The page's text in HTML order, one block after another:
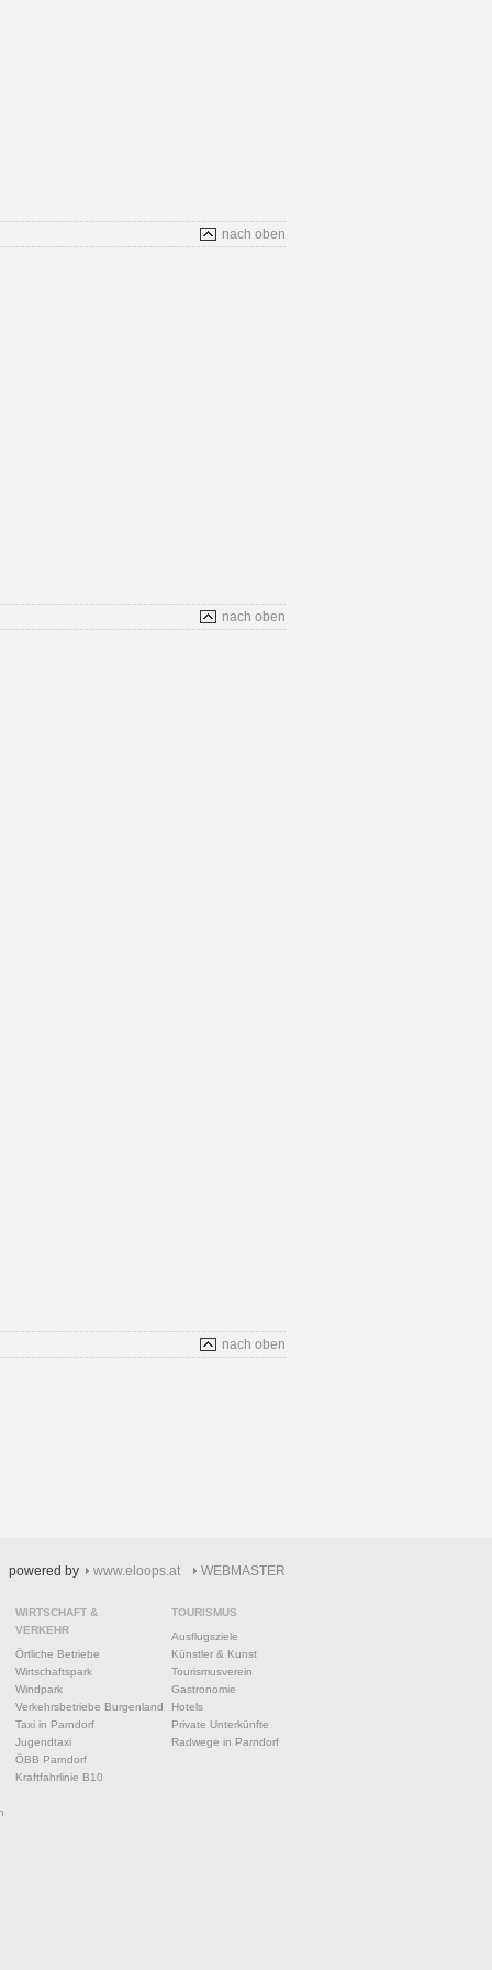
nach oben
nach oben
nach oben
powered by www.eloops.at WEBMASTER
WIRTSCHAFT &
VERKEHR
Örtliche Betriebe
Wirtschaftspark
Windpark
Verkehrsbetriebe Burgenland
Taxi in Parndorf
Jugendtaxi
ÖBB Parndorf
Kraftfahrlinie B10
TOURISMUS
Ausflugsziele
Künstler & Kunst
Tourismusverein
Gastronomie
Hotels
Private Unterkünfte
Radwege in Parndorf